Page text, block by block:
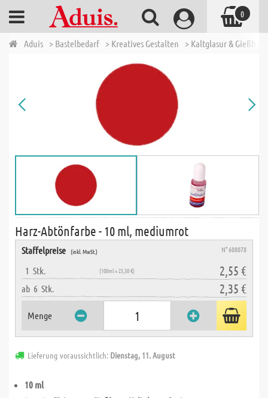
Aduis > Bastelbedarf > Kreatives Gestalten > Kaltglasur & Gießharz
Harz-Abtönfarbe - 10 ml, mediumrot
Staffelpreise (inkl. MwSt.) N° 608078
1 Stk. (100ml = 25,50 €) 2,55 €
ab 6 Stk. 2,35 €
Menge
Lieferung voraussichtlich: Dienstag, 11. August
10 ml
0